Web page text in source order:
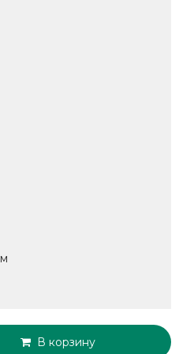
В корзину